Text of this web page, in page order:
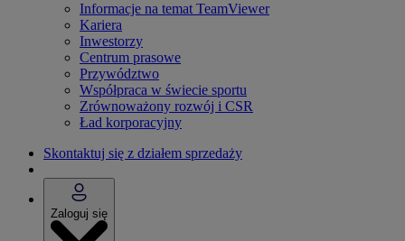
Informacje na temat TeamViewer
Kariera
Inwestorzy
Centrum prasowe
Przywództwo
Współpraca w świecie sportu
Zrównoważony rozwój i CSR
Ład korporacyjny
Skontaktuj się z działem sprzedaży
Zaloguj się